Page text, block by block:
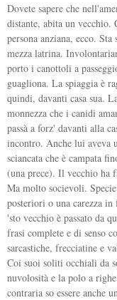
Dovete sapere che
distante, abita un
persona anziana, ecco.
mezza latrina.
porto i canottoli a
guagliona. La spiaggia è
quindi, davanti casa sua.
monnezza che i canidi
passà a forz' davanti alla
incontro. Anche lui aveva
sciancata che è campata
(una prece). Il vecchio ha
Ma molto socievoli.
posteriori o una carezza
'sto vecchio è passato da
frasi complete e di senso
sarcastiche, frecciatine e
Coi suoi soliti occhiali da
nuvolosità e la polo a
contraria so essere anche